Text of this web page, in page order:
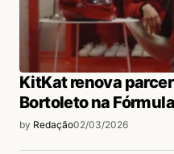
KitKat renova
Bortoleto na Fórmula
by Redação02/03/2026